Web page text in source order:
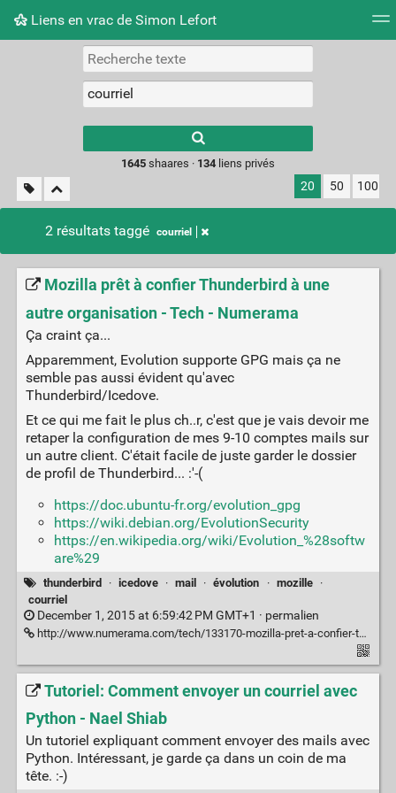
Liens en vrac de Simon Lefort
Nuage de tags Mur d'images
results.
1645shaares · 134liens privés
20 50 100
2 résultats taggé courriel
Mozilla prêt à confier Thunderbird à une
autre organisation - Tech - Numerama
Ça craint ça...
Apparemment, Evolution supporte GPG mais ça ne
semble pas aussi évident qu'avec
Thunderbird/Icedove.
Et ce qui me fait le plus ch..r, c'est que je vais devoir me
retaper la configuration de mes 9-10 comptes mails sur
un autre client. C'était facile de juste garder le dossier
de profil de Thunderbird... :'-(
https://doc.ubuntu-fr.org/evolution_gpg
https://wiki.debian.org/EvolutionSecurity
https://en.wikipedia.org/wiki/Evolution_%28softw
are%29
thunderbird · icedove · mail · évolution · mozille
·
courriel
December 1, 2015 at 6:59:42 PM GMT+1 · permalien
http://www.numerama.com/tech/133170-mozilla-pret-a-confier-thunderbird-a-une-autre-organisation.html
Tutoriel: Comment envoyer un courriel avec
Python - Nael Shiab
Un tutoriel expliquant comment envoyer des mails avec
Python. Intéressant, je garde ça dans un coin de ma
tête. :-)